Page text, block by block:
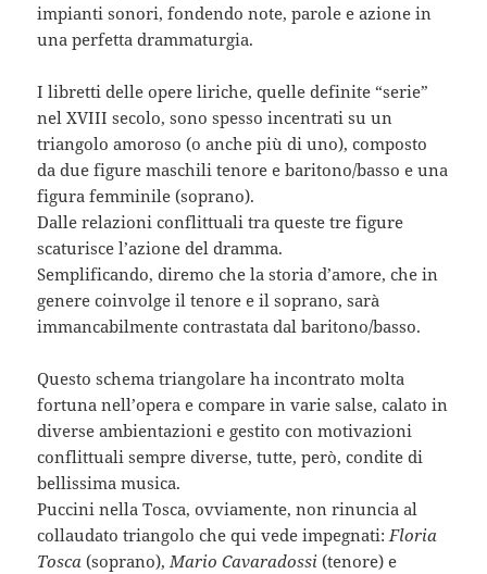
impianti sonori, fondendo note, parole e azione in
una perfetta drammaturgia.
I libretti delle opere liriche, quelle definite “serie”
nel XVIII secolo, sono spesso incentrati su un
triangolo amoroso (o anche più di uno), composto
da due figure maschili tenore e baritono/basso e una
figura femminile (soprano).
Dalle relazioni conflittuali tra queste tre figure
scaturisce l’azione del dramma.
Semplificando, diremo che la storia d’amore, che in
genere coinvolge il tenore e il soprano, sarà
immancabilmente contrastata dal baritono/basso.
Questo schema triangolare ha incontrato molta
fortuna nell’opera e compare in varie salse, calato in
diverse ambientazioni e gestito con motivazioni
conflittuali sempre diverse, tutte, però, condite di
bellissima musica.
Puccini nella Tosca, ovviamente, non rinuncia al
collaudato triangolo che qui vede impegnati: Floria
Tosca (soprano), Mario Cavaradossi(tenore) e